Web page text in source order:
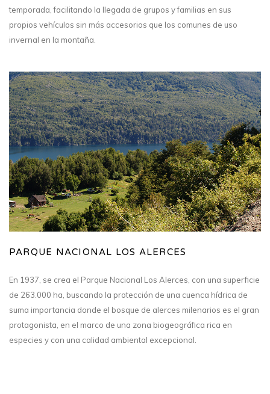
temporada, facilitando la llegada de grupos y familias en sus
propios vehículos sin más accesorios que los comunes de uso
invernal en la montaña.
PARQUE NACIONAL LOS ALERCES
En 1937, se crea el Parque Nacional Los Alerces, con una superficie
de 263.000 ha, buscando la protección de una cuenca hídrica de
suma importancia donde el bosque de alerces milenarios es el gran
protagonista, en el marco de una zona biogeográfica rica en
especies y con una calidad ambiental excepcional.